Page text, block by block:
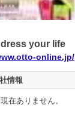
your life
online.jp/
情報
在ありません。